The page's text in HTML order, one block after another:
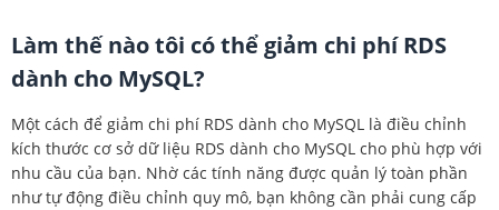
Làm thế nào tôi có thể giảm chi phí RDS
dành cho MySQL?
Một cách để giảm chi phí RDS dành cho MySQL là điều chỉnh
kích thước cơ sở dữ liệu RDS dành cho MySQL cho phù hợp với
nhu cầu của bạn. Nhờ các tính năng được quản lý toàn phần
như tự động điều chỉnh quy mô, bạn không cần phải cung cấp